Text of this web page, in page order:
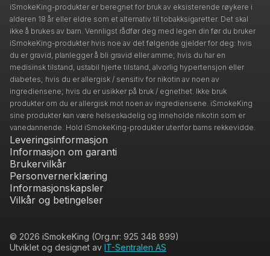
iSmokeKing-produkter er beregnet for bruk av eksisterende røykere i
alderen 18 år eller eldre som et alternativ til tobakksigaretter. Det skal
ikke å brukes av barn. Vennligst rådfør deg med legen din før du bruker
iSmokeKing-produkter hvis noe av det følgende gjelder for deg: hvis
du er gravid, planlegger å bli gravid eller amme; hvis du har en
medisinsk tilstand, ustabil hjerte tilstand, alvorlig hypertensjon eller
diabetes; hvis du er allergisk / sensitiv for nikotin av noen av
ingrediensene; hvis du er usikker på bruk / egnethet. Ikke bruk
produkter om du er allergisk mot noen av ingrediensene. iSmokeKing
sine produkter kan være helseskadelig og inneholde nikotin som er
vanedannende. Hold iSmokeKing-produkter utenfor barns rekkevidde.
Leveringsinformasjon
Informasjon om garanti
Brukervilkår
Personvernerklæring
Informasjonskapsler
Vilkår og betingelser
© 2026 iSmokeKing (Org.nr: 925 348 899)
Utviklet og designet av IT-Sentralen AS